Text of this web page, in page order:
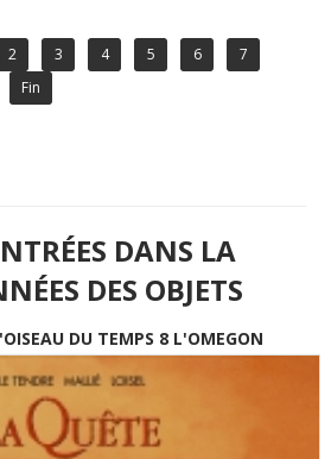
2 3 4 5 6
7
Fin
DANS LA
DES OBJETS
DU TEMPS 8 L'OMEGON